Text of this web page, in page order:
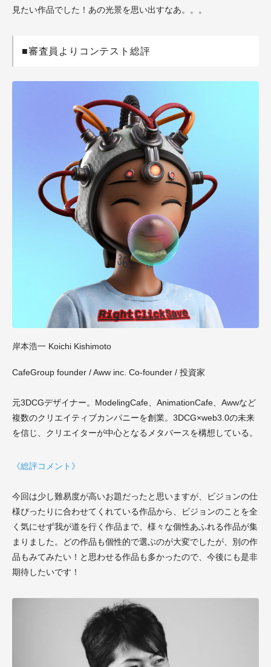
見たい作品でした！あの光景を思い出すなあ。。。
■審査員よりコンテスト総評
岸本浩一 Koichi Kishimoto
CafeGroup founder / Aww inc. Co-founder / 投資家
元3DCGデザイナー。ModelingCafe、AnimationCafe、Awwなど
複数のクリエイティブカンパニーを創業。3DCG×web3.0の未来
を信じ、クリエイターが中心となるメタバースを構想している。
《総評コメント》
今回は少し難易度が高いお題だったと思いますが、ビジョンの仕
様ぴったりに合わせてくれている作品から、ビジョンのことを全
く気にせず我が道を行く作品まで、様々な個性あふれる作品が集
まりました。どの作品も個性的で選ぶのが大変でしたが、別の作
品もみてみたい！と思わせる作品も多かったので、今後にも是非
期待したいです！